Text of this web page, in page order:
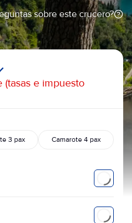
sobre este crucero?
(tasas e impuesto
3 pax Camarote 4 pax